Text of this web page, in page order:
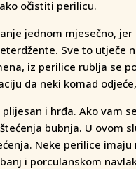
očistiti perilicu.
jednom mjesečno,
Sve to utječe
iz perilice rublja se
da neki komad
i hrđa. Ako vam
bubnja. U ovom
Neke perilice
i porculanskom